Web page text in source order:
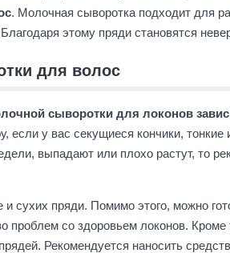
. Молочная сыворотка подходит для
этому пряди становятся
для волос
сыворотки для локонов
если у вас секущиеся кончики,
выпадают или плохо растут, то
сухих пряди. Помимо этого, можно
проблем со здоровьем локонов.
Рекомендуется наносить